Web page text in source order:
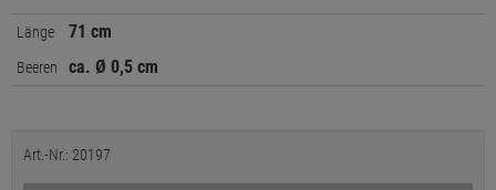
Länge 71 cm
Beeren ca. Ø 0,5 cm
Art.-Nr.: 20197